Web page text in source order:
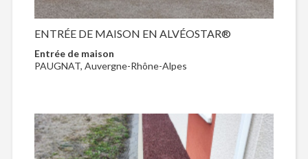
ENTRÉE DE MAISON EN ALVÉOSTAR®
Entrée de maison
PAUGNAT, Auvergne-Rhône-Alpes